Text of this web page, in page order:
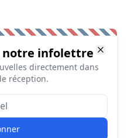
notre infolettre
directement dans
réception.